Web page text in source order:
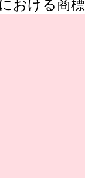
おける商